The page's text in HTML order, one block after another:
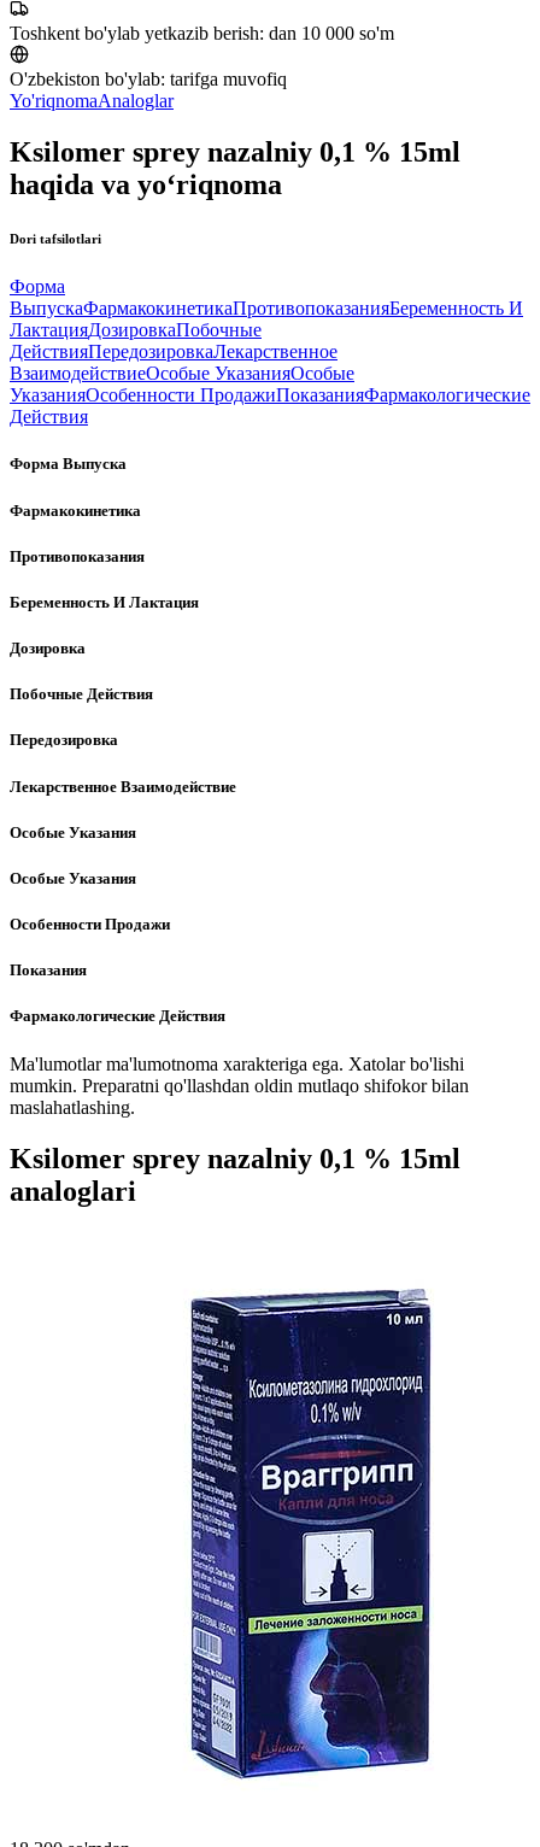
Toshkent bo'ylab yetkazib berish: dan 10 000 so'm
O'zbekiston bo'ylab: tarifga muvofiq
Yo'riqnomaAnaloglar
Ksilomer sprey nazalniy 0,1 % 15ml
haqida va yo‘riqnoma
Dori tafsilotlari
Форма
ВыпускаФармакокинетикаПротивопоказанияБеременность И
ЛактацияДозировкаПобочные
ДействияПередозировкаЛекарственное
ВзаимодействиеОсобые УказанияОсобые
УказанияОсобенности ПродажиПоказанияФармакологические
Действия
Форма Выпуска
Фармакокинетика
Противопоказания
Беременность И Лактация
Дозировка
Побочные Действия
Передозировка
Лекарственное Взаимодействие
Особые Указания
Особые Указания
Особенности Продажи
Показания
Фармакологические Действия
Ma'lumotlar ma'lumotnoma xarakteriga ega. Xatolar bo'lishi
mumkin. Preparatni qo'llashdan oldin mutlaqo shifokor bilan
maslahatlashing.
Ksilomer sprey nazalniy 0,1 % 15ml
analoglari